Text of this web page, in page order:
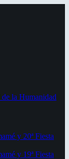
la Humanidad
y 20ª Fiesta
y 19ª Fiesta